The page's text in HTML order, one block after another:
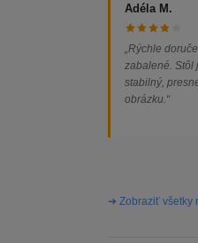
Adéla M.
„Rýchle
zabalené. Stôl
stabilný,
obrázku.“
➔ Zobraziť všetky